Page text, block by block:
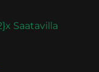
Saatavilla